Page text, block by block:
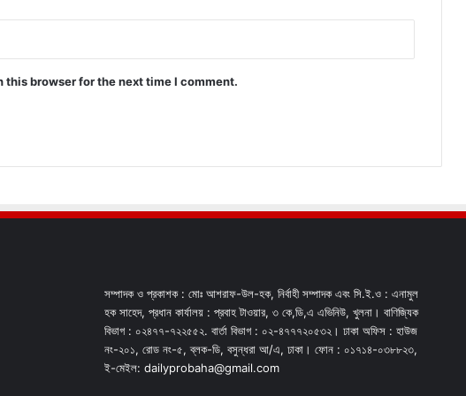
browser for the next time I comment.
সম্পাদক ও প্রকাশক : মোঃ আশরাফ-উল-হক, নির্বাহী সম্পাদক এবং সি.ই.ও : এনামুল
হক সাহেদ, প্রধান কার্যালয় : প্রবাহ টাওয়ার, ৩ কে,ডি,এ এভিনিউ, খুলনা। বাণিজ্যিক
বিভাগ : ০২৪৭৭-৭২২৫৫২. বার্তা বিভাগ : ০২-৪৭৭৭২০৫৩২। ঢাকা অফিস : হাউজ
নং-২০১, রোড নং-৫, ব্লক-ডি, বসুন্ধরা আ/এ, ঢাকা। ফোন : ০১৭১৪-০৩৮৮২৩,
ই-মেইল: dailyprobaha@gmail.com